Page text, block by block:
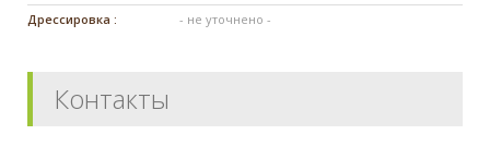
Дрессировка : - не уточнено -
Контакты